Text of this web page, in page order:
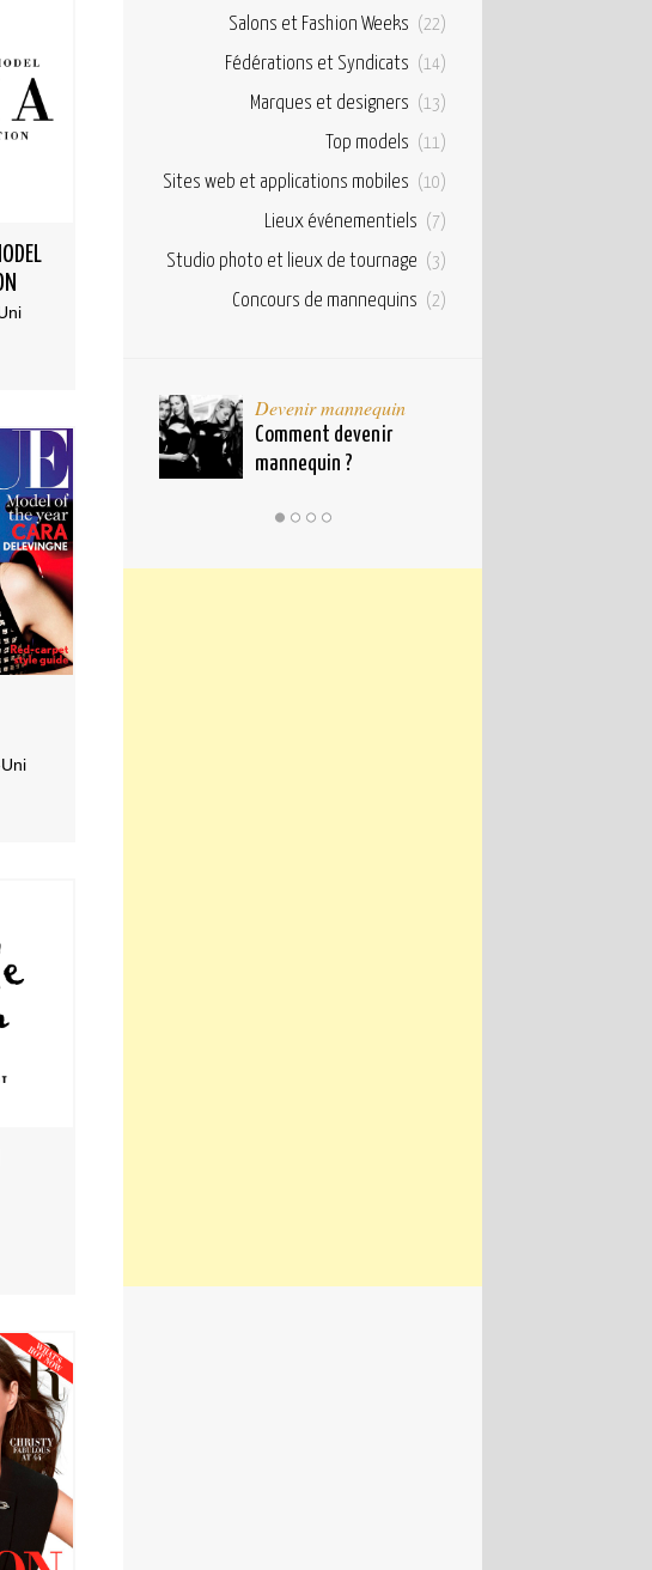
Salons et Fashion Weeks (22)
Fédérations et Syndicats (14)
Marques et designers (13)
Top models (11)
Sites web et applications mobiles (10)
Lieux événementiels (7)
Studio photo et lieux de tournage (3)
Concours de mannequins (2)
requises pour
Devenir mannequin
Comment devenir
mannequin ?